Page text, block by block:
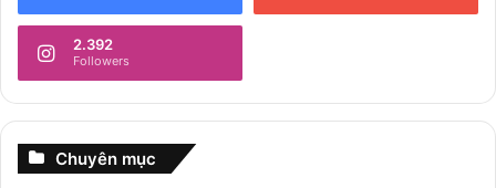
2.392
Followers
Chuyên mục